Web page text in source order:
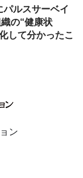
ルスサーベイ
織の“健康状
して分かったこ
ン